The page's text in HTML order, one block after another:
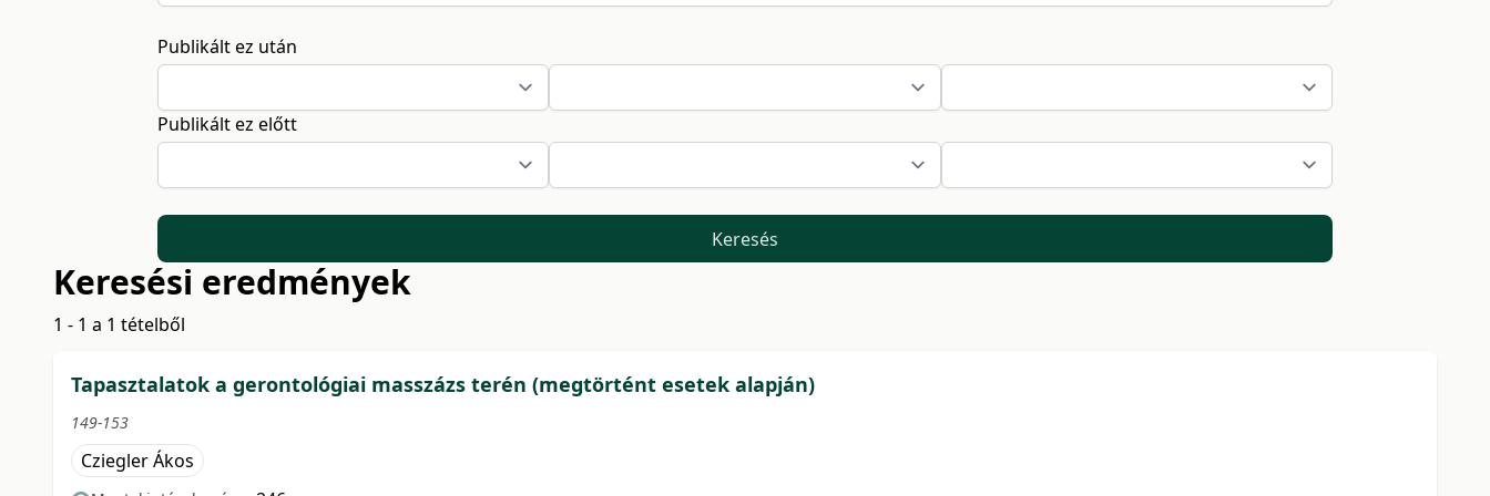
Publikált ez után
Publikált ez előtt
Keresés
Keresési eredmények
1 - 1 a 1 tételből
Tapasztalatok a gerontológiai masszázs terén (megtörtént esetek alapján)
149-153
Cziegler Ákos